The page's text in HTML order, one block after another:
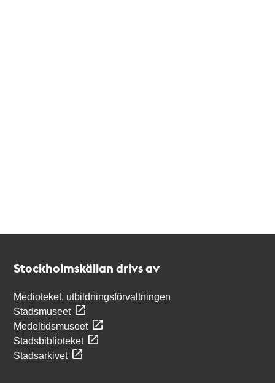
Stockholmskällan drivs av
Medioteket, utbildningsförvaltningen
Stadsmuseet
Medeltidsmuseet
Stadsbiblioteket
Stadsarkivet